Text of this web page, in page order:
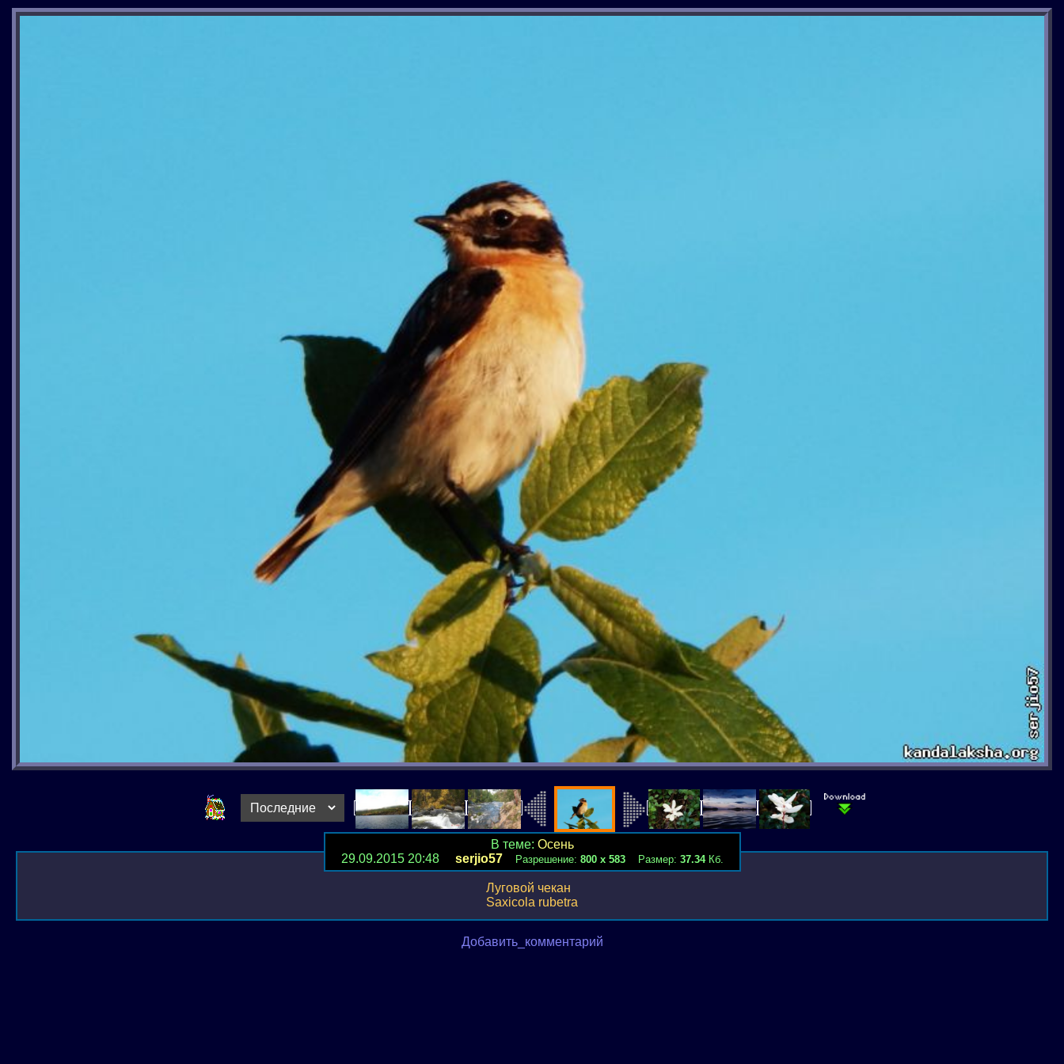
В теме: Осень
29.09.2015 20:48 serjio57 Разрешение: 800 х 583Размер: 37.34Кб.
Луговой чекан
Saxicola rubetra
Добавить_комментарий